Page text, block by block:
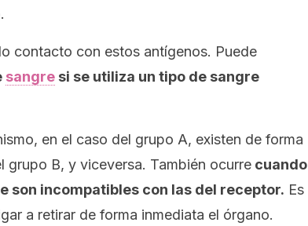
contacto con estos antígenos. Puede
sangre si se utiliza un tipo de sangre
en el caso del grupo A, existen de forma
grupo B, y viceversa. También ocurre cuando
son incompatibles con las del receptor. Es
a retirar de forma inmediata el órgano.